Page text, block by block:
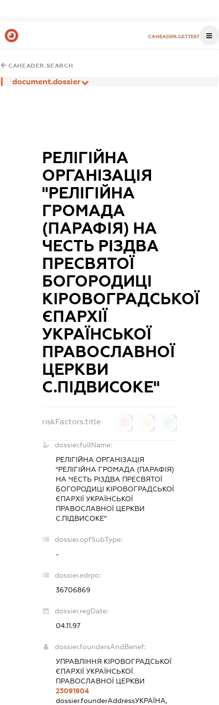
CAHEADER.GETTEST
CAHEADER.SEARCH
document.dossier
РЕЛІГІЙНА
ОРГАНІЗАЦІЯ
"РЕЛІГІЙНА
ГРОМАДА
(ПАРАФІЯ) НА
ЧЕСТЬ РІЗДВА
ПРЕСВЯТОЇ
БОГОРОДИЦІ
КІРОВОГРАДСЬКОЇ
ЄПАРХІЇ
УКРАЇНСЬКОЇ
ПРАВОСЛАВНОЇ
ЦЕРКВИ
С.ПІДВИСОКЕ"
riskFactors.title
dossier.fullName:
РЕЛІГІЙНА ОРГАНІЗАЦІЯ
"РЕЛІГІЙНА ГРОМАДА (ПАРАФІЯ)
НА ЧЕСТЬ РІЗДВА ПРЕСВЯТОЇ
БОГОРОДИЦІ КІРОВОГРАДСЬКОЇ
ЄПАРХІЇ УКРАЇНСЬКОЇ
ПРАВОСЛАВНОЇ ЦЕРКВИ
С.ПІДВИСОКЕ"
dossier.opfSubType:
-
dossier.edrpo:
36706869
dossier.regDate:
04.11.97
dossier.foundersAndBenef:
УПРАВЛІННЯ КІРОВОГРАДСЬКОЇ
ЄПАРХІЇ УКРАЇНСЬКОЇ
ПРАВОСЛАВНОЇ ЦЕРКВИ
23091904
dossier.founderAddressУКРАЇНА,